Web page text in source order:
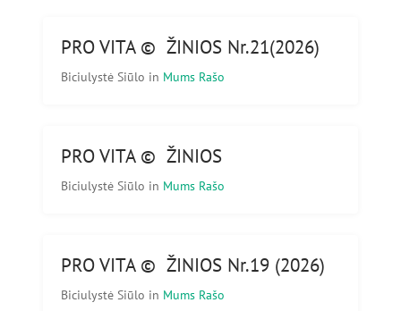
PRO VITA © ŽINIOS Nr.21(2026)
Biciulystė Siūlo in Mums Rašo
PRO VITA © ŽINIOS
Biciulystė Siūlo in Mums Rašo
PRO VITA © ŽINIOS Nr.19 (2026)
Biciulystė Siūlo in Mums Rašo